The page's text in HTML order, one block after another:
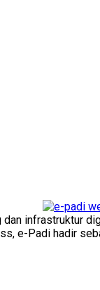
infrastruktur
e-Padi hadir